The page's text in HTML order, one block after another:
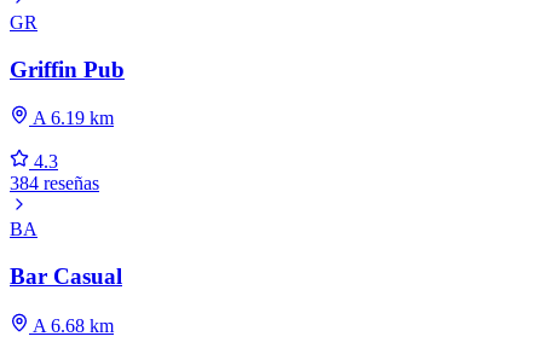
GR
Griffin Pub
A 6.19 km
4.3
384 reseñas
BA
Bar Casual
A 6.68 km